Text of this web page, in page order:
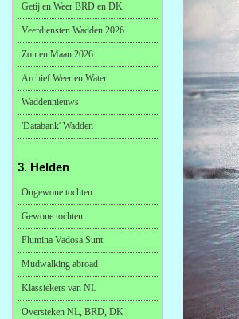
Getij en Weer BRD en DK
Veerdiensten Wadden 2026
Zon en Maan 2026
Archief Weer en Water
Waddennieuws
'Databank' Wadden
3. Helden
Ongewone tochten
Gewone tochten
Flumina Vadosa Sunt
Mudwalking abroad
Klassiekers van NL
Oversteken NL, BRD, DK